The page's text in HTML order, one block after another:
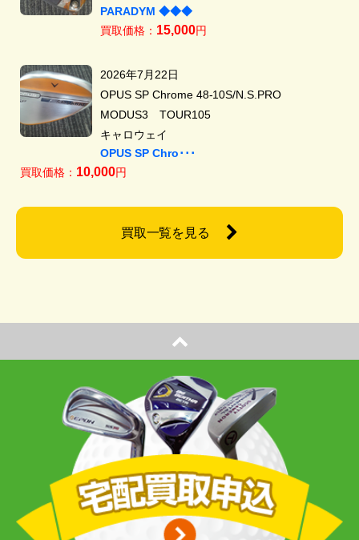
PARADYM ◆◆◆
買取価格： 15,000円
2026年7月22日
OPUS SP Chrome 48-10S/N.S.PRO
MODUS3 TOUR105
キャロウェイ
OPUS SP Chro･･･
買取価格： 10,000円
買取一覧を見る